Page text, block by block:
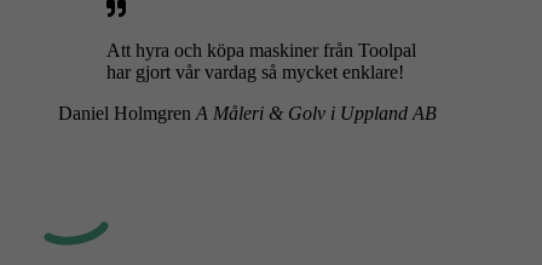
Att hyra och köpa maskiner från Toolpal
har gjort vår vardag så mycket enklare!
Daniel Holmgren A Måleri & Golv i Uppland AB